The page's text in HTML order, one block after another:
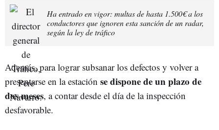
Ha entrado en vigor: multas de hasta 1.500€ a los
conductores que ignoren esta sanción de un radar,
según la ley de tráfico
Además, para lograr subsanar los defectos y volver a
presentarse en la estación se dispone de un plazo de
dos meses, a contar desde el día de la inspección
desfavorable.